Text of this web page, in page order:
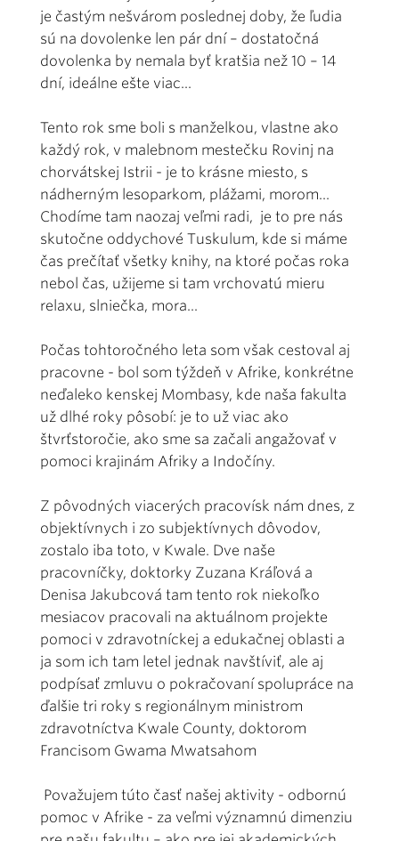
je častým nešvárom poslednej doby, že ľudia
sú na dovolenke len pár dní – dostatočná
dovolenka by nemala byť kratšia než 10 – 14
dní, ideálne ešte viac...
Tento rok sme boli s manželkou, vlastne ako
každý rok, v malebnom mestečku Rovinj na
chorvátskej Istrii - je to krásne miesto, s
nádherným lesoparkom, plážami, morom...
Chodíme tam naozaj veľmi radi, je to pre nás
skutočne oddychové Tuskulum, kde si máme
čas prečítať všetky knihy, na ktoré počas roka
nebol čas, užijeme si tam vrchovatú mieru
relaxu, slniečka, mora...
Počas tohtoročného leta som však cestoval aj
pracovne - bol som týždeň v Afrike, konkrétne
neďaleko kenskej Mombasy, kde naša fakulta
už dlhé roky pôsobí: je to už viac ako
štvrťstoročie, ako sme sa začali angažovať v
pomoci krajinám Afriky a Indočíny.
Z pôvodných viacerých pracovísk nám dnes, z
objektívnych i zo subjektívnych dôvodov,
zostalo iba toto, v Kwale. Dve naše
pracovníčky, doktorky Zuzana Kráľová a
Denisa Jakubcová tam tento rok niekoľko
mesiacov pracovali na aktuálnom projekte
pomoci v zdravotníckej a edukačnej oblasti a
ja som ich tam letel jednak navštíviť, ale aj
podpísať zmluvu o pokračovaní spolupráce na
ďalšie tri roky s regionálnym ministrom
zdravotníctva Kwale County, doktorom
Francisom Gwama Mwatsahom
Považujem túto časť našej aktivity - odbornú
pomoc v Afrike - za veľmi významnú dimenziu